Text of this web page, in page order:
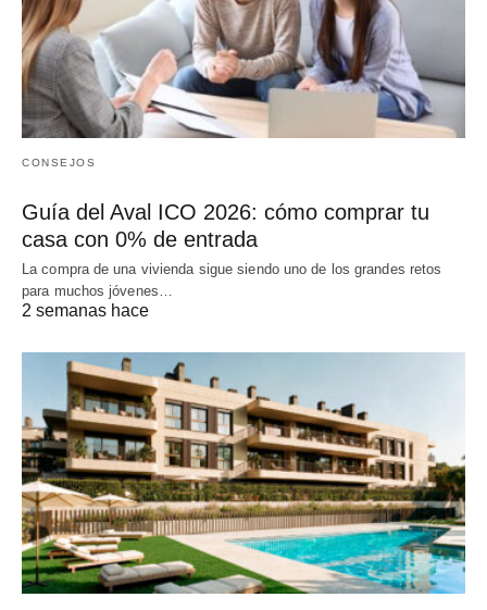
CONSEJOS
Guía del Aval ICO 2026: cómo comprar tu
casa con 0% de entrada
La compra de una vivienda sigue siendo uno de los grandes retos
para muchos jóvenes…
2 semanas hace